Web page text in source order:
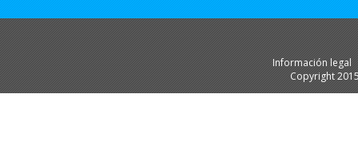
Información legal
Copyright